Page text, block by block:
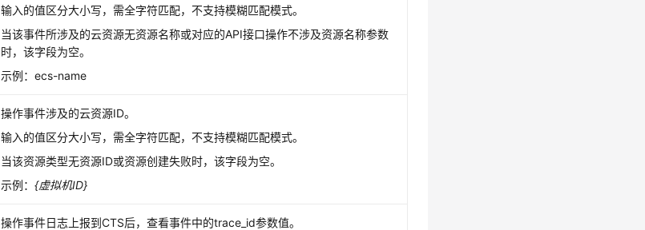
输入的值区分大小写，需全字符匹配，不支持模糊匹配模式。
当该事件所涉及的云资源无资源名称或对应的API接口操作不涉及资源名称参数
时，该字段为空。
示例：ecs-name
操作事件涉及的云资源ID。
输入的值区分大小写，需全字符匹配，不支持模糊匹配模式。
当该资源类型无资源ID或资源创建失败时，该字段为空。
示例：{虚拟机ID}
操作事件日志上报到CTS后，查看事件中的trace_id参数值。